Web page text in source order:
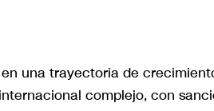
una trayectoria de
complejo, con